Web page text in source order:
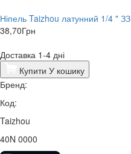
Ніпель Taizhou латунний 1/4 " ЗЗ
38,70Грн
Доставка 1-4 дні
Купити У кошику
Бренд:
Код:
Taizhou
40N 0000